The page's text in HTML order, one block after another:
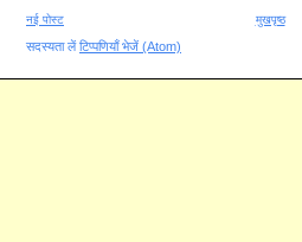
नई पोस्ट मुखपृष्ठ
सदस्यता लेंटिप्पणियाँ भेजें (Atom)